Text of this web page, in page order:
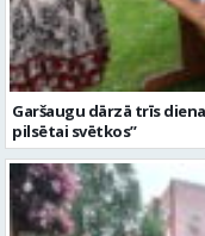
Garšaugu dārzā trīs
pilsētai svētkos”